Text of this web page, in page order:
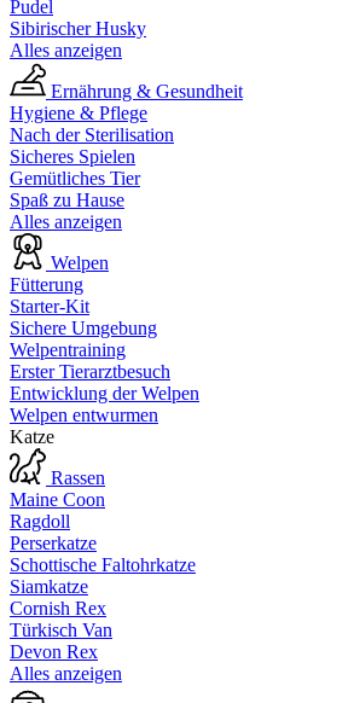
Pudel
Sibirischer Husky
Alles anzeigen
Ernährung & Gesundheit
Hygiene & Pflege
Nach der Sterilisation
Sicheres Spielen
Gemütliches Tier
Spaß zu Hause
Alles anzeigen
Welpen
Fütterung
Starter-Kit
Sichere Umgebung
Welpentraining
Erster Tierarztbesuch
Entwicklung der Welpen
Welpen entwurmen
Katze
Rassen
Maine Coon
Ragdoll
Perserkatze
Schottische Faltohrkatze
Siamkatze
Cornish Rex
Türkisch Van
Devon Rex
Alles anzeigen